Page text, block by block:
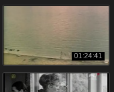
01:24:41